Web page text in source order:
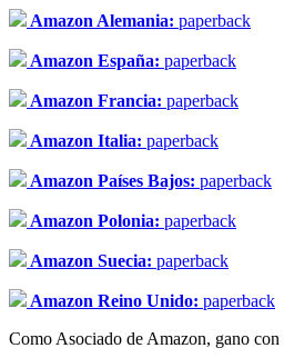
Amazon Alemania: paperback
Amazon España: paperback
Amazon Francia: paperback
Amazon Italia: paperback
Amazon Países Bajos: paperback
Amazon Polonia: paperback
Amazon Suecia: paperback
Amazon Reino Unido: paperback
Como Asociado de Amazon, gano